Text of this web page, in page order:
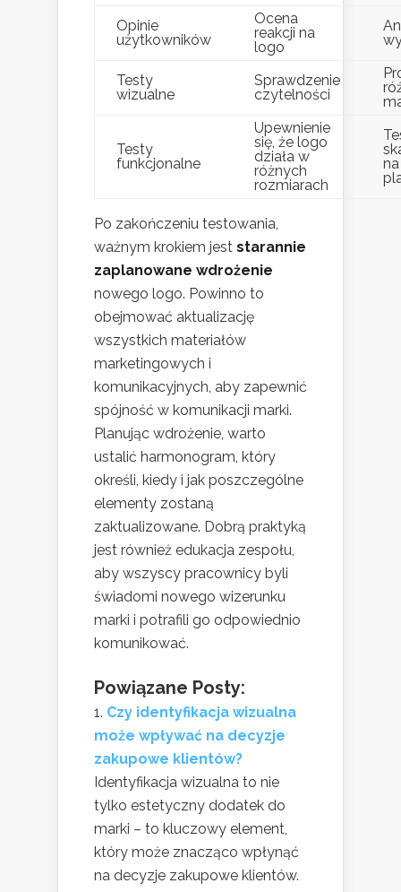
Opinie
użytkowników
Ocena
reakcji na
logo
Testy
wizualne
Sprawdzenie
czytelności
Testy
funkcjonalne
Upewnienie
się, że logo
działa w
różnych
rozmiarach
Po zakończeniu testowania,
ważnym krokiem jest starannie
zaplanowane wdrożenie
nowego logo. Powinno to
obejmować aktualizację
wszystkich materiałów
marketingowych i
komunikacyjnych, aby zapewnić
spójność w komunikacji marki.
Planując wdrożenie, warto
ustalić harmonogram, który
określi, kiedy i jak poszczególne
elementy zostaną
zaktualizowane. Dobrą praktyką
jest również edukacja zespołu,
aby wszyscy pracownicy byli
świadomi nowego wizerunku
marki i potrafili go odpowiednio
komunikować.
Powiązane Posty:
Czy identyfikacja wizualna
może wpływać na decyzje
zakupowe klientów?
Identyfikacja wizualna to nie
tylko estetyczny dodatek do
marki – to kluczowy element,
który może znacząco wpłynąć
na decyzje zakupowe klientów.